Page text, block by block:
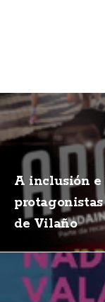
A inclusión e
de Vilaño